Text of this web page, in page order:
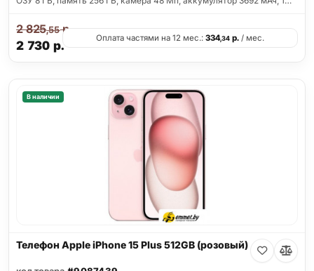
2 730 р.
2 825,55р.
Оплата частями на 12 мес.: 334,34 р. / мес.
В наличии
Телефон Apple iPhone 15 Plus 512GB (розовый)